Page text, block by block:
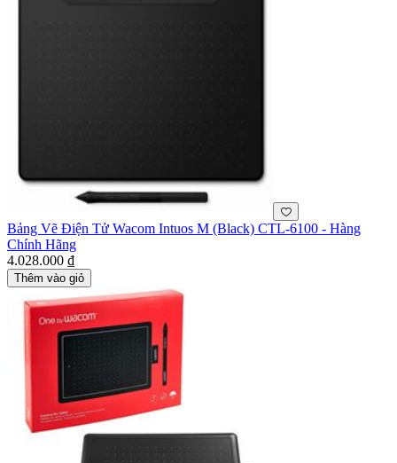
Bảng Vẽ Điện Tử Wacom Intuos M (Black) CTL-6100 - Hàng
Chính Hãng
4.028.000 ₫
Thêm vào giỏ